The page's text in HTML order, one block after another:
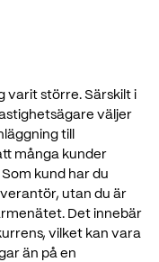
varit större. Särskilt i
väljer
till
många kunder
kund har du
utan du är
Det innebär
vilket kan vara
än på en